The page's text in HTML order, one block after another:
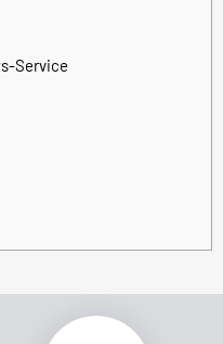
Service